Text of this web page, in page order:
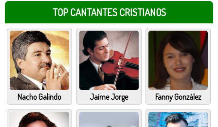
TOP CANTANTES CRISTIANOS
Nacho Galindo Jaime Jorge Fanny González